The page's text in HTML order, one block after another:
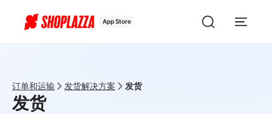
App Store
订单和运输 发货解决方案 发货
发货